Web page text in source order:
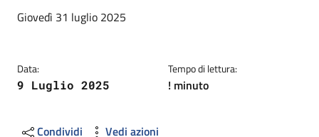
Dettagli
Descrizione breve
Giovedì 31 luglio 2025
Data:
9 Luglio 2025
Tempo di lettura:
! minuto
Condividi Vedi azioni